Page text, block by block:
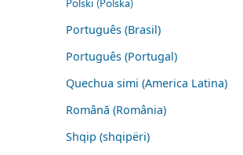
Português (Brasil)
Português (Portugal)
Quechua simi (America Latina)
Română (România)
Shqip (shqipëri)